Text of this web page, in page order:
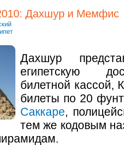
Дахшур и Мемфис
Дахшур
египетскую
билетной кассой,
билеты по 20
Саккаре,
тем же кодовым